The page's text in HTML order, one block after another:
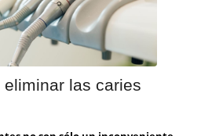
eliminar las caries